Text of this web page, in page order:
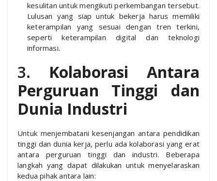
kesulitan untuk mengikuti perkembangan tersebut.
Lulusan yang siap untuk bekerja harus memiliki
keterampilan yang sesuai dengan tren terkini,
seperti keterampilan digital dan teknologi
informasi.
3. Kolaborasi Antara
Perguruan Tinggi dan
Dunia Industri
Untuk menjembatani kesenjangan antara pendidikan
tinggi dan dunia kerja, perlu ada kolaborasi yang erat
antara perguruan tinggi dan industri. Beberapa
langkah yang dapat dilakukan untuk menyelaraskan
kedua pihak antara lain: